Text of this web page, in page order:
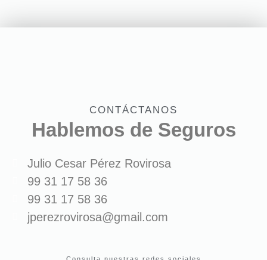
CONTÁCTANOS
Hablemos de Seguros
Consulta nuestras redes sociales
Julio Cesar Pérez Rovirosa
99 31 17 58 36
99 31 17 58 36
jperezrovirosa@gmail.com